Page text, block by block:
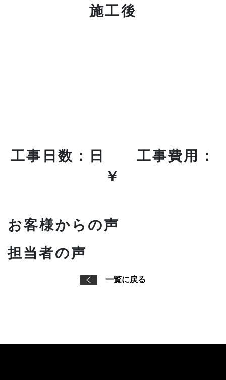
施工後
工事日数：日 工事費用：
￥
お客様からの声
担当者の声
一覧に戻る